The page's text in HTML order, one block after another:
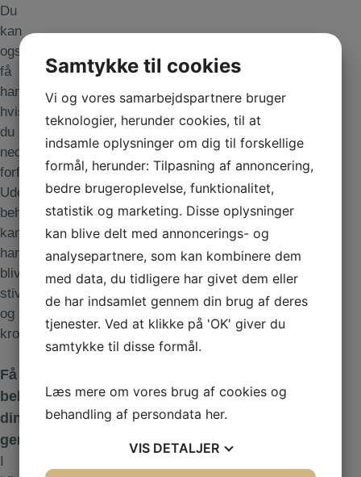
Du
kan
også
få
hammertæer,
hvis
du har
nedsunken
forfod.
Uden
behandling
kan
hammertæer
blive
stive
og
kroniske.
Få
behandlet
dine
gener
I
Samtykke til cookies
Vi og vores samarbejdspartnere bruger
teknologier, herunder cookies, til at
indsamle oplysninger om dig til forskellige
formål, herunder: Tilpasning af annoncering,
bedre brugeroplevelse, funktionalitet,
statistik og marketing. Disse oplysninger
kan blive delt med annoncerings- og
analysepartnere, som kan kombinere dem
med data, du tidligere har givet dem eller
de har indsamlet gennem din brug af deres
tjenester. Ved at klikke på 'OK' giver du
samtykke til disse formål.
Læs mere om vores brug af cookies og
behandling af persondata her.
VIS DETALJER